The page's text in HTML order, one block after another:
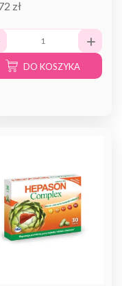
zł
DO KOSZYKA